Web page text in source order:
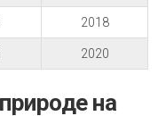
2018
2020
на